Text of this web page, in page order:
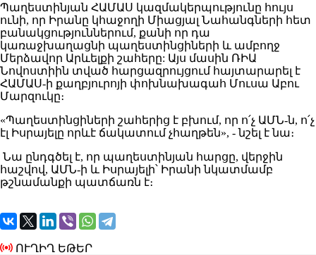
Պաղեստինյան ՀԱՄԱՍ կազմակերպությունը հույս
ունի, որ Իրանը կհաջողի Միացյալ Նահանգների հետ
բանակցություններում, քանի որ դա
կառաջխաղացնի պաղեստինցիների և ամբողջ
Մերձավոր Արևելքի շահերը: Այս մասին ՌԻԱ
Նովոստիին տված հարցազրույցում հայտարարել է
ՀԱՄԱՍ-ի քաղբյուրոյի փոխնախագահ Մուսա Աբու
Մարզուկը։
«Պաղեստինցիների շահերից է բխում, որ ո՛չ ԱՄՆ-ն, ո՛չ
էլ Իսրայելը որևէ ճակատում չհաղթեն», - նշել է նա։
Նա ընդգծել է, որ պաղեստինյան հարցը, վերջին
հաշվով, ԱՄՆ-ի և Իսրայելի՝ Իրանի նկատմամբ
թշնամանքի պատճառն է։
ՈՒՂԻՂ ԵԹԵՐ